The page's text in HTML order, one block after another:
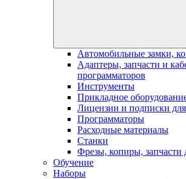
Автомобильные замки,
Адаптеры, запчасти и
программаторов
Инструменты
Прикладное
Лицензии и подписки
Программаторы
Расходные материалы
Станки
Фрезы, копиры, запчасти
Обучение
Наборы